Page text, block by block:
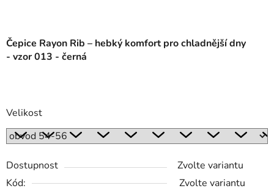
Čepice Rayon Rib – hebký komfort pro chladnější dny
- vzor 013 - černá
Velikost
Dostupnost
Zvolte variantu
Kód:
Zvolte variantu